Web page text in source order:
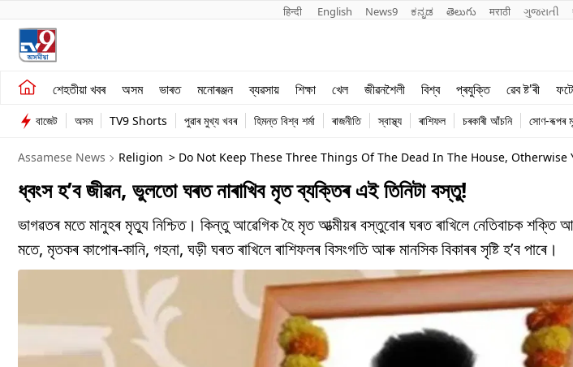
हिन्दी English News9 ಕನ್ನಡ తెలుగు मराठी ગુજરાતી
শেহতীয়া খবৰ অসম ভাৰত মনোৰঞ্জন ব্যৱসায় শিক্ষা খেল জীৱনশৈলী বিশ্ব প্ৰযুক্তি ৱেব ষ্ট'ৰী
শেহতীয়া খবৰ
অসম
ভাৰত
ব্যৱসায়
খেল
জীৱনশৈলী
বাজেট অসম TV9 Shorts পুৱাৰ মুখ্য খবৰ হিমন্ত বিশ্ব শৰ্মা ৰাজনীতি স্বাস্থ্য ৰাশিফল চৰকাৰী আঁচনি সোণ-ৰূপৰ
Assamese News Religion > Do Not Keep These Three Things Of The Dead In The House,
Know In Assamese
ধ্বংস হ’ব জীৱন, ভুলতো ঘৰত নাৰাখিব মৃত ব্যক্তিৰ এই তিনিটা বস্তু!
ভাগৱতৰ মতে মানুহৰ মৃত্যু নিশ্চিত। কিন্তু আৱেগিক হৈ মৃত আত্মীয়ৰ বস্তুবোৰ ঘৰত ৰাখিলে নেতিবাচক শক্তি
মতে, মৃতকৰ কাপোৰ-কানি, গহনা, ঘড়ী ঘৰত ৰাখিলে ৰাশিফলৰ বিসংগতি আৰু মানসিক বিকাৰৰ সৃষ্টি হ’ব পাৰে।